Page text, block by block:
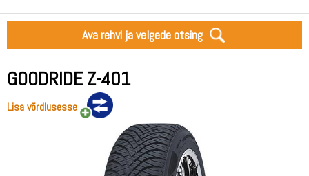
Ava rehvi ja velgede otsing
GOODRIDE Z-401
Lisa võrdlusesse